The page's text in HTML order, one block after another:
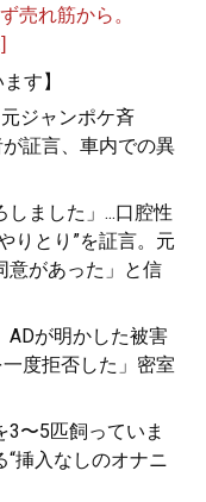
売れ筋から。
す】
ジャンポケ斉
証言、車内での異
ました」...口腔性
りとり”を証言。元
意があった」と信
が明かした被害
度拒否した」密室
〜5匹飼っていま
“挿入なしのオナニ